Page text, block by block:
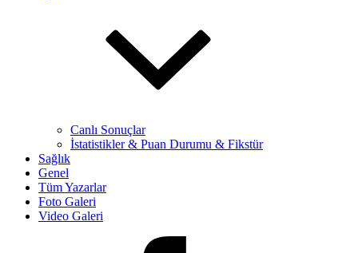
Canlı Sonuçlar
İstatistikler & Puan Durumu & Fikstür
Sağlık
Genel
Tüm Yazarlar
Foto Galeri
Video Galeri